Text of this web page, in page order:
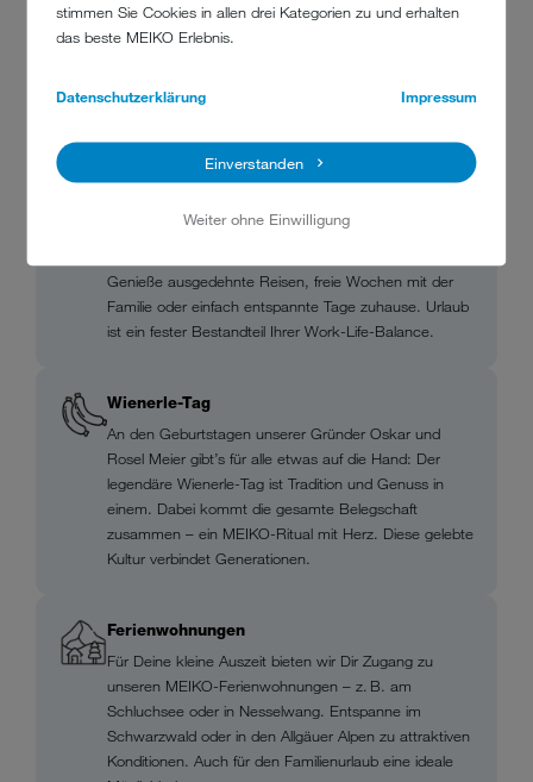
stimmen Sie Cookies in allen drei Kategorien zu und erhalten
das beste MEIKO Erlebnis.
Datenschutzerklärung Impressum
Einverstanden
Weiter ohne Einwilligung
Ausbildungsablauf bei MEIKO.
UNSERE BENEFITS
30 Tage Erholung im Jahr – für uns selbstverständlich.
Genieße ausgedehnte Reisen, freie Wochen mit der
Familie oder einfach entspannte Tage zuhause. Urlaub
ist ein fester Bestandteil Ihrer Work-Life-Balance.
Wienerle-Tag
An den Geburtstagen unserer Gründer Oskar und
Rosel Meier gibt’s für alle etwas auf die Hand: Der
legendäre Wienerle-Tag ist Tradition und Genuss in
einem. Dabei kommt die gesamte Belegschaft
zusammen – ein MEIKO-Ritual mit Herz. Diese gelebte
Kultur verbindet Generationen.
Ferienwohnungen
Für Deine kleine Auszeit bieten wir Dir Zugang zu
unseren MEIKO-Ferienwohnungen – z. B. am
Schluchsee oder in Nesselwang. Entspanne im
Schwarzwald oder in den Allgäuer Alpen zu attraktiven
Konditionen. Auch für den Familienurlaub eine ideale